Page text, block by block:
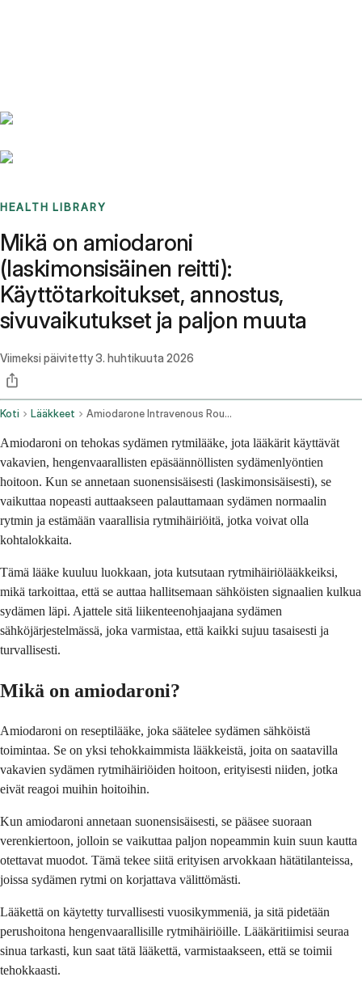
HEALTH LIBRARY
Mikä on amiodaroni
(laskimonsisäinen reitti):
Käyttötarkoitukset, annostus,
sivuvaikutukset ja paljon muuta
Viimeksi päivitetty3. huhtikuuta 2026
Koti Lääkkeet Amiodarone Intravenous Route
Amiodaroni on tehokas sydämen rytmilääke, jota lääkärit käyttävät
vakavien, hengenvaarallisten epäsäännöllisten sydämenlyöntien
hoitoon. Kun se annetaan suonensisäisesti (laskimonsisäisesti), se
vaikuttaa nopeasti auttaakseen palauttamaan sydämen normaalin
rytmin ja estämään vaarallisia rytmihäiriöitä, jotka voivat olla
kohtalokkaita.
Tämä lääke kuuluu luokkaan, jota kutsutaan rytmihäiriölääkkeiksi,
mikä tarkoittaa, että se auttaa hallitsemaan sähköisten signaalien kulkua
sydämen läpi. Ajattele sitä liikenteenohjaajana sydämen
sähköjärjestelmässä, joka varmistaa, että kaikki sujuu tasaisesti ja
turvallisesti.
Mikä on amiodaroni?
Amiodaroni on reseptilääke, joka säätelee sydämen sähköistä
toimintaa. Se on yksi tehokkaimmista lääkkeistä, joita on saatavilla
vakavien sydämen rytmihäiriöiden hoitoon, erityisesti niiden, jotka
eivät reagoi muihin hoitoihin.
Kun amiodaroni annetaan suonensisäisesti, se pääsee suoraan
verenkiertoon, jolloin se vaikuttaa paljon nopeammin kuin suun kautta
otettavat muodot. Tämä tekee siitä erityisen arvokkaan hätätilanteissa,
joissa sydämen rytmi on korjattava välittömästi.
Lääkettä on käytetty turvallisesti vuosikymmeniä, ja sitä pidetään
perushoitona hengenvaarallisille rytmihäiriöille. Lääkäritiimisi seuraa
sinua tarkasti, kun saat tätä lääkettä, varmistaakseen, että se toimii
tehokkaasti.